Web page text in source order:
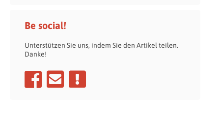
Be social!
Unterstützen Sie uns, indem Sie den Artikel teilen.
Danke!